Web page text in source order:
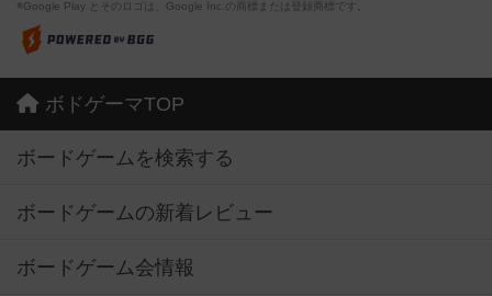
※Google Play とそのロゴは、Google Inc.の商標または登録商標です。
ボドゲーマTOP
ボードゲームを検索する
ボードゲームの新着レビュー
ボードゲーム会情報